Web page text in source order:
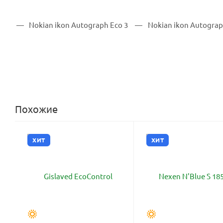
Похожие
ХИТ ХИТ